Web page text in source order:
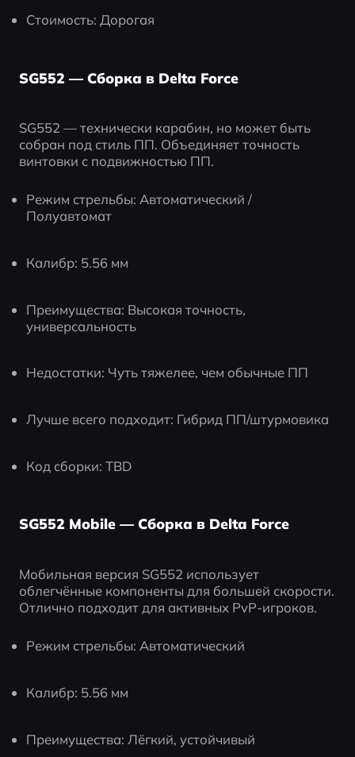
Стоимость: Дорогая
SG552 — Сборка в Delta Force
SG552 — технически карабин, но может быть
собран под стиль ПП. Объединяет точность
винтовки с подвижностью ПП.
Режим стрельбы: Автоматический /
Полуавтомат
Калибр: 5.56 мм
Преимущества: Высокая точность,
универсальность
Недостатки: Чуть тяжелее, чем обычные ПП
Лучше всего подходит: Гибрид ПП/штурмовика
Код сборки: TBD
SG552 Mobile — Сборка в Delta Force
Мобильная версия SG552 использует
облегчённые компоненты для большей скорости.
Отлично подходит для активных PvP-игроков.
Режим стрельбы: Автоматический
Калибр: 5.56 мм
Преимущества: Лёгкий, устойчивый